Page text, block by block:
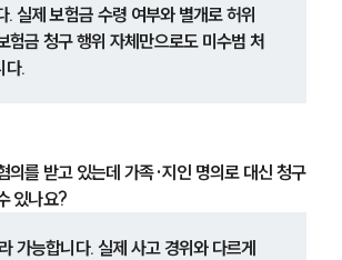
. 실제 보험금 수령 여부와 별개로 허위
험금 청구 행위 자체만으로도 미수범 처
다.
의를 받고 있는데 가족·지인 명의로 대신 청구
있나요?
가능합니다. 실제 사고 경위와 다르게